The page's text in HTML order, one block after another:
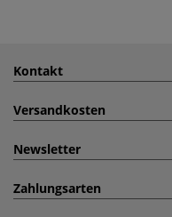
Kontakt
Versandkosten
Newsletter
Zahlungsarten